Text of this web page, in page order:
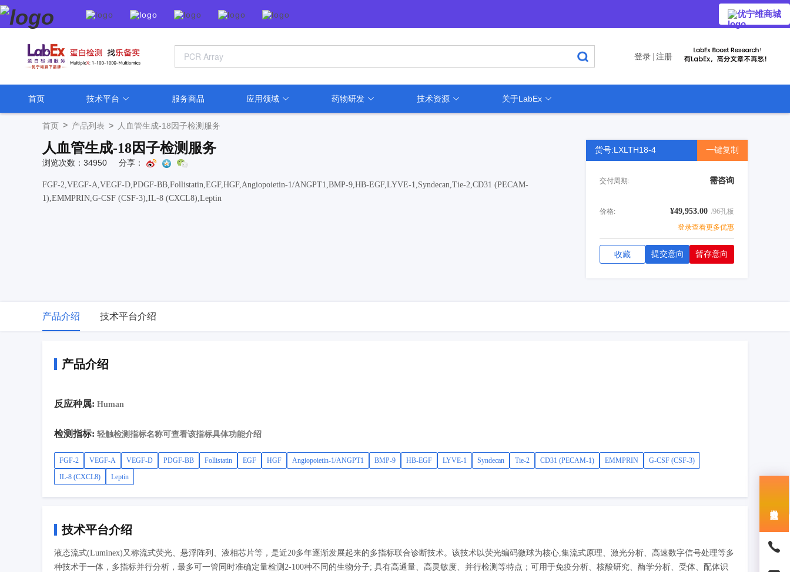
优宁维商城
登录 注册
首页 技术平台 服务商品 应用领域 药物研发 技术资源 关于LabEx
首页 > 产品列表 > 人血管生成-18因子检测服务
人血管生成-18因子检测服务
浏览次数：34950 分享：
FGF-2,VEGF-A,VEGF-D,PDGF-BB,Follistatin,EGF,HGF,Angiopoietin-1/ANGPT1,BMP-9,HB-EGF,LYVE-1,Syndecan,Tie-2,CD31 (PECAM-
1),EMMPRIN,G-CSF (CSF-3),IL-8 (CXCL8),Leptin
货号:LXLTH18-4 一键复制
交付周期: 需咨询
价格: ¥49,953.00 /96孔板
登录查看更多优惠
收藏 提交意向 暂存意向
产品介绍 技术平台介绍
产品介绍
反应种属: Human
检测指标: 轻触检测指标名称可查看该指标具体功能介绍
FGF-2 VEGF-A VEGF-D PDGF-BB Follistatin EGF HGF Angiopoietin-1/ANGPT1 BMP-9 HB-EGF LYVE-1 Syndecan Tie-2 CD31 (PECAM-1) EMMPRIN
G-CSF (CSF-3)
IL-8 (CXCL8)
Leptin
技术平台介绍
液态流式(Luminex)又称流式荧光、悬浮阵列、液相芯片等，是近20多年逐渐发展起来的多指标联合诊断技术。该技术以荧光编码微球为核心,集流式原理、激光分析、高速数字信号处理等多
种技术于一体，多指标并行分析，最多可一管同时准确定量检测2-100种不同的生物分子; 具有高通量、高灵敏度、并行检测等特点；可用于免疫分析、核酸研究、酶学分析、受体、配体识